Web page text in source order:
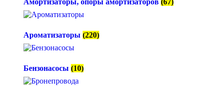
Амортизаторы, опоры амортизаторов (67)
Ароматизаторы (220)
Бензонасосы (10)